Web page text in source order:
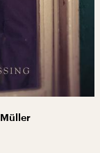
Müller